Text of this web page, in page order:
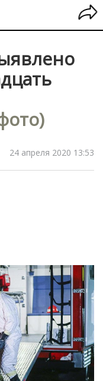
24 апреля 2020 13:53